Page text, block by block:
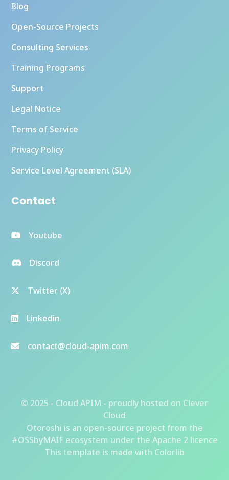
Blog
Open-Source Projects
Consulting Services
Training Programs
Support
Legal Notice
Terms of Service
Privacy Policy
Service Level Agreement (SLA)
Contact
Youtube
Discord
Twitter (X)
Linkedin
contact@cloud-apim.com
© 2025 - Cloud APIM - proudly hosted on Clever
Cloud
Otoroshi is an open-source project from the
#OSSbyMAIF ecosystem under the Apache 2 licence
This template is made with Colorlib